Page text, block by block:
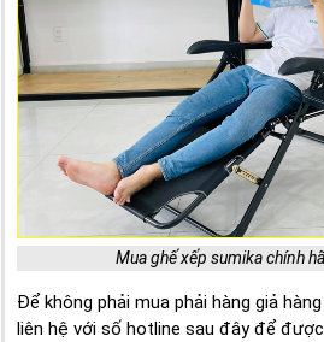
Mua ghế xếp sumika chính
Để không phải mua phải hàng giả
liên hệ với số hotline sau đây để